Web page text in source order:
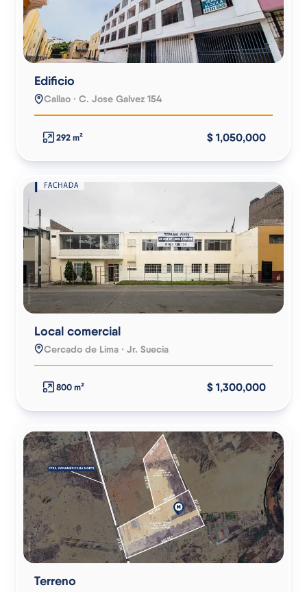
Edificio
Callao · C. Jose Galvez 154
292 m² $ 1,050,000
Local comercial
Cercado de Lima · Jr. Suecia
800 m² $ 1,300,000
Terreno